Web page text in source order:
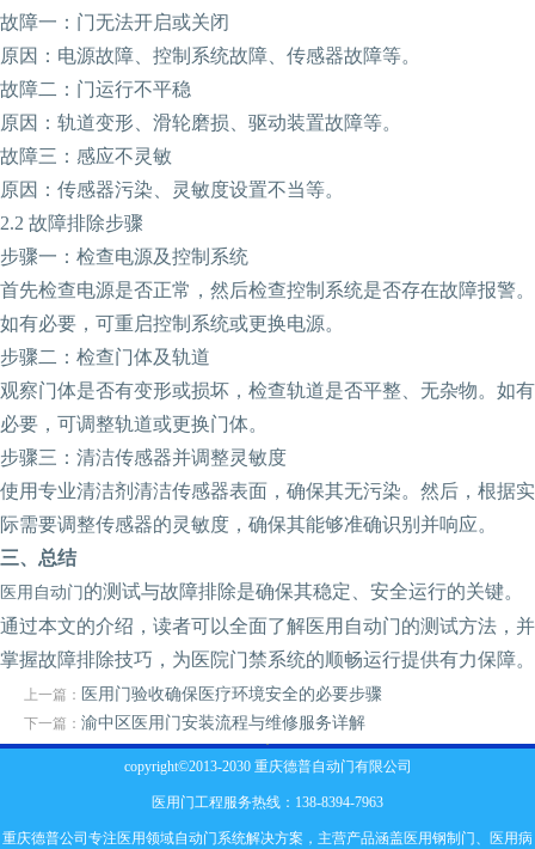
‌故障一：门无法开启或关闭‌
原因：电源故障、控制系统故障、传感器故障等。
‌故障二：门运行不平稳‌
原因：轨道变形、滑轮磨损、驱动装置故障等。
‌故障三：感应不灵敏‌
原因：传感器污染、灵敏度设置不当等。
‌2.2 故障排除步骤‌
‌步骤一：检查电源及控制系统‌
首先检查电源是否正常，然后检查控制系统是否存在故障报警。
如有必要，可重启控制系统或更换电源。
‌步骤二：检查门体及轨道‌
观察门体是否有变形或损坏，检查轨道是否平整、无杂物。如有
必要，可调整轨道或更换门体。
‌步骤三：清洁传感器并调整灵敏度‌
使用专业清洁剂清洁传感器表面，确保其无污染。然后，根据实
际需要调整传感器的灵敏度，确保其能够准确识别并响应。
‌三、总结‌
医用自动门的测试与故障排除是确保其稳定、安全运行的关键。
通过本文的介绍，读者可以全面了解医用自动门的测试方法，并
掌握故障排除技巧，为医院门禁系统的顺畅运行提供有力保障。
上一篇： ‌医用门验收确保医疗环境安全的必要步骤
下一篇： 渝中区医用门安装流程与维修服务详解
copyright©2013-2030 重庆德普自动门有限公司
医用门工程服务热线：138-8394-7963
重庆德普公司专注医用领域自动门系统解决方案，主营产品涵盖医用钢制门 医用病